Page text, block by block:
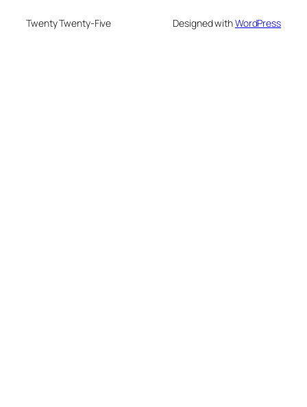
Twenty Twenty-Five Designed withWordPress